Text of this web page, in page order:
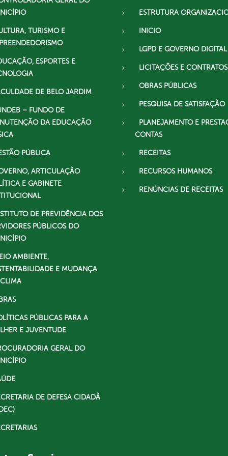
TURISMO E
ESPORTES E
DE BELO JARDIM
– FUNDO DE
DA EDUCAÇÃO
PÚBLICA
ARTICULAÇÃO
E GABINETE
DE PREVIDÊNCIA DOS
PÚBLICOS DO
AMBIENTE,
E MUDANÇA
PÚBLICAS PARA A
E JUVENTUDE
GERAL DO
DE DEFESA CIDADÃ
ESTRUTURA
INICIO
LGPD E GOVERNO DIGITAL
LICITAÇÕES E CONTRATOS
OBRAS PÚBLICAS
PESQUISA DE SATISFAÇÃO
PLANEJAMENTO E
CONTAS
RECEITAS
RECURSOS HUMANOS
RENÚNCIAS DE RECEITAS